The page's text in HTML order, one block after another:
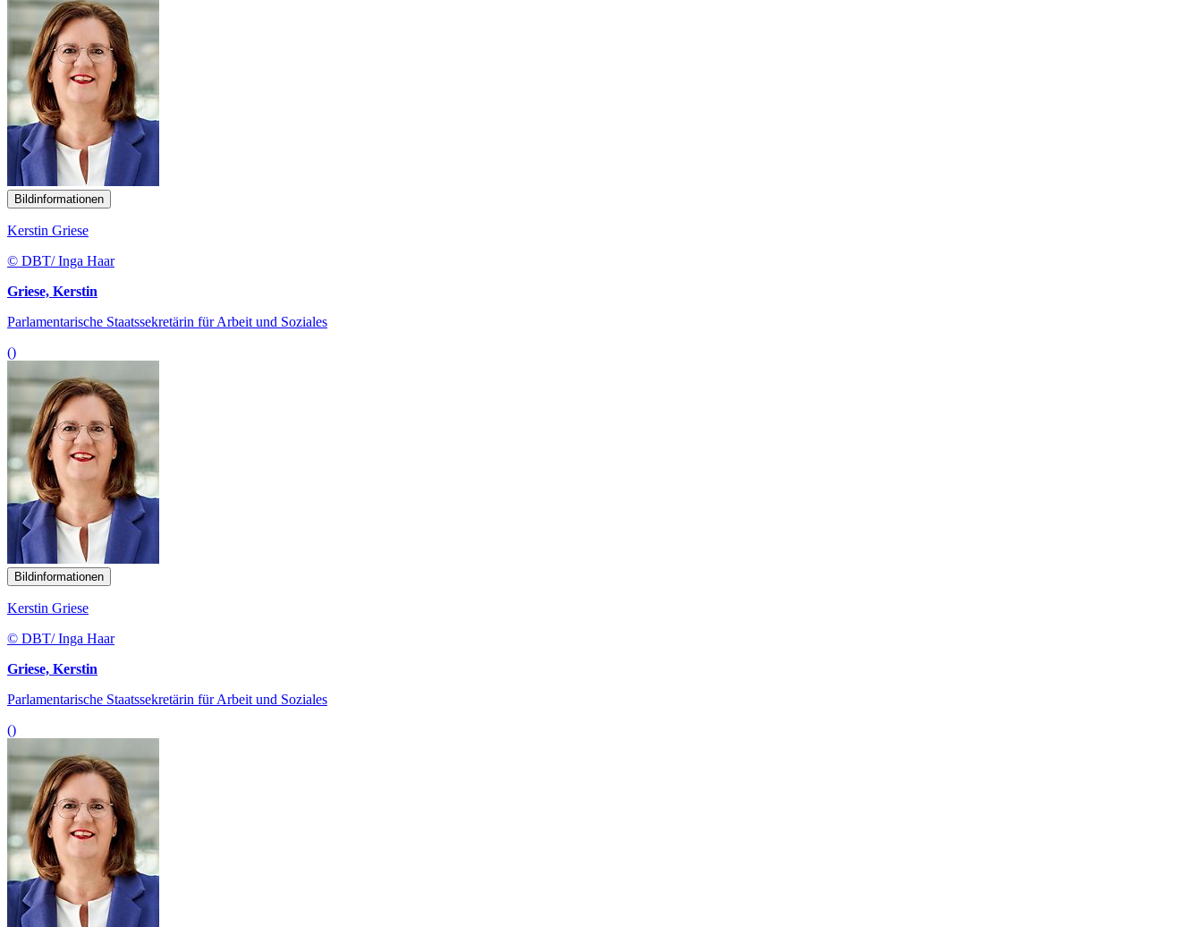
Bildinformationen
Kerstin Griese
© DBT/ Inga Haar
Griese, Kerstin
Parlamentarische Staatssekretärin für Arbeit und Soziales
()
Bildinformationen
Kerstin Griese
© DBT/ Inga Haar
Griese, Kerstin
Parlamentarische Staatssekretärin für Arbeit und Soziales
()